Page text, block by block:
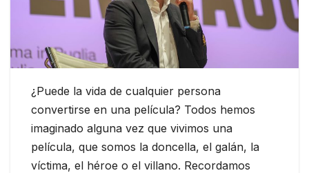
¿Puede la vida de cualquier persona
convertirse en una película? Todos hemos
imaginado alguna vez que vivimos una
película, que somos la doncella, el galán, la
víctima, el héroe o el villano. Recordamos